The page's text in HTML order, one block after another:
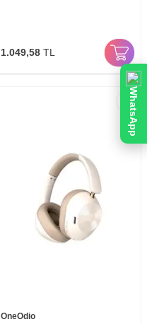
1.049,58 TL
OneOdio
WhatsApp